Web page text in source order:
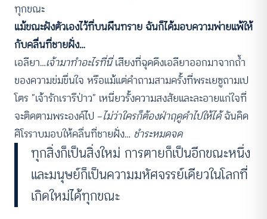
ทุกขณะ
แม้ขณะฝังตัวเองไว้ที่บนผืนทราย ฉันก็ได้มอบความพ่ายแพ้ให้
กับคลื่นที่ชายฝั่ง…
เอลียา…เจ้ามาทำอะไรที่นี่เสียงที่ฉุดดึงเอลียาออกมาจากถ้ำ
ของความข่มขื่นใจ หรือแม้แต่คำถามสามครั้งที่พระเยซูถามเป
โตร “เจ้ารักเรารึป่าว” เหนี่ยวรั้งความสงสัยและละอายแก่ใจที่
จะติดตามพระองค์ไป —ไม่ว่าใครก็ต้องฝ่าฤดูดำไปให้ได้ฉันคิด
ศิโรราบมอบให้คลื่นที่ชายฝั่ง… ชำระหมดจด
ทุกสิ่งก็เป็นสิ่งใหม่ การตายก็เป็นอีกขณะหนึ่ง
และมนุษย์ก็เป็นความมหัศจรรย์เดียวในโลกที่
เกิดใหม่ได้ทุกขณะ